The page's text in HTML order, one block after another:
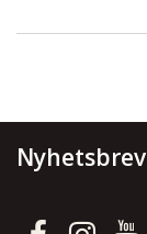
Nyhetsbrev